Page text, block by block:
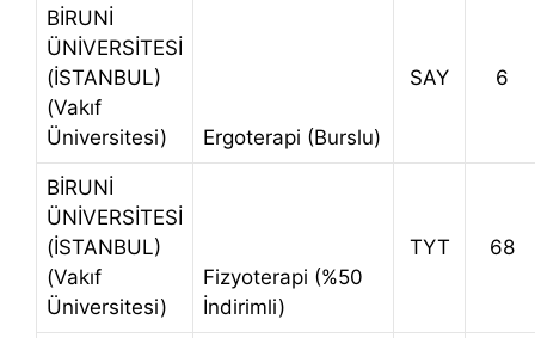
BİRUNİ
ÜNİVERSİTESİ
(İSTANBUL)
(Vakıf
Üniversitesi)
Ergoterapi (Burslu)
SAY 6
BİRUNİ
ÜNİVERSİTESİ
(İSTANBUL)
(Vakıf
Üniversitesi)
Fizyoterapi (%50
İndirimli)
TYT 68